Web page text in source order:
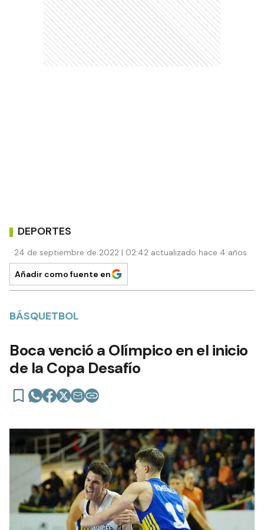
DEPORTES
24 de septiembre de 2022 | 02:42 actualizado hace 4 años
Añadir como fuente en
BÁSQUETBOL
Boca venció a Olímpico en el inicio
de la Copa Desafío